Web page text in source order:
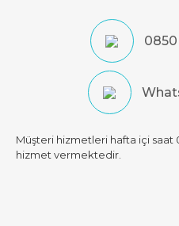
0850
Müşteri hizmetleri hafta içi saat
hizmet vermektedir.